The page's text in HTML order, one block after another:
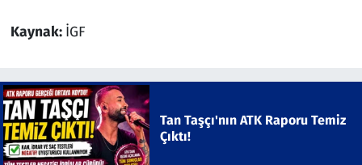
Kaynak: İGF
Tan Taşçı'nın ATK Raporu Temiz
Çıktı!